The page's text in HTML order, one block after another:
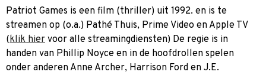
Patriot Games is een film (thriller) uit 1992. en is te
streamen op (o.a.) Pathé Thuis, Prime Video en Apple TV
(klik hier voor alle streamingdiensten) De regie is in
handen van Phillip Noyce en in de hoofdrollen spelen
onder anderen Anne Archer, Harrison Ford en J.E.